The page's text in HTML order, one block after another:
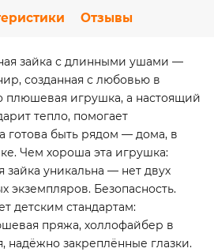
Отзывы
зайка с длинными ушами —
созданная с любовью в
плюшевая игрушка, а настоящий
тепло, помогает
готова быть рядом — дома, в
Чем хороша эта игрушка:
зайка уникальна — нет двух
экземпляров. Безопасность.
детским стандартам:
пряжа, холлофайбер в
надёжно закреплённые глазки.